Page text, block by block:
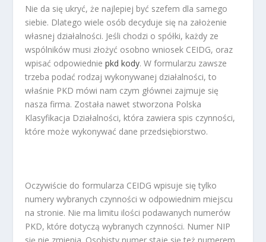
Nie da się ukryć, że najlepiej być szefem dla samego
siebie. Dlatego wiele osób decyduje się na założenie
własnej działalności. Jeśli chodzi o spółki, każdy ze
wspólników musi złożyć osobno wniosek CEIDG, oraz
wpisać odpowiedniepkd kody. W formularzu zawsze
trzeba podać rodzaj wykonywanej działalności, to
właśnie PKD mówi nam czym głównei zajmuje się
nasza firma. Została nawet stworzona Polska
Klasyfikacja Działalności, która zawiera spis czynności,
które może wykonywać dane przedsiębiorstwo.
Oczywiście do formularza CEIDG wpisuje się tylko
numery wybranych czynności w odpowiednim miejscu
na stronie. Nie ma limitu ilości podawanych numerów
PKD, które dotyczą wybranych czynności. Numer NIP